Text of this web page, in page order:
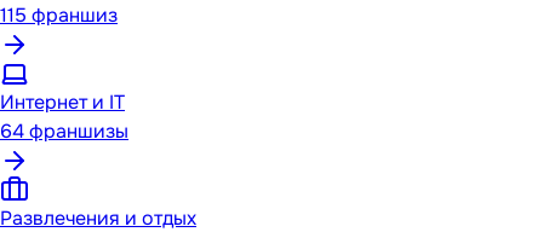
115 франшиз
Интернет и IT
64франшизы
Развлечения и отдых